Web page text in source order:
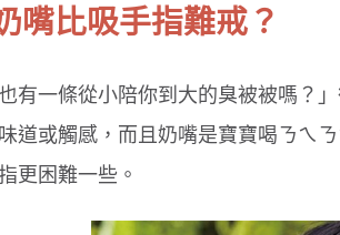
嘴比吸手指難戒？
也有一條從小陪你到大的臭被被嗎？
道或觸感，而且奶嘴是寶寶喝ㄋㄟ
更困難一些。